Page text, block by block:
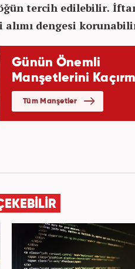
tercih edilebilir.
dengesi